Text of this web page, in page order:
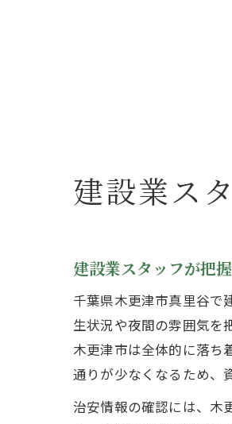
建設業ス
建設業スタッフが把
千葉県木更津市真里谷で
生状況や夜間の雰囲気を
木更津市は全体的に落ち
通りが少なくなるため、
治安情報の確認には、木